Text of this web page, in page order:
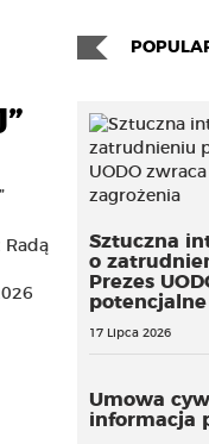
Radą
Sztuczna
o
Prezes
17 Lipca 2026
Umowa
informacja